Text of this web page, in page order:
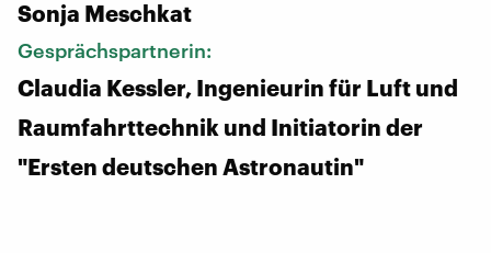
Sonja Meschkat
Gesprächspartnerin:
Claudia Kessler, Ingenieurin für Luft und
Raumfahrttechnik und Initiatorin der
"Ersten deutschen Astronautin"